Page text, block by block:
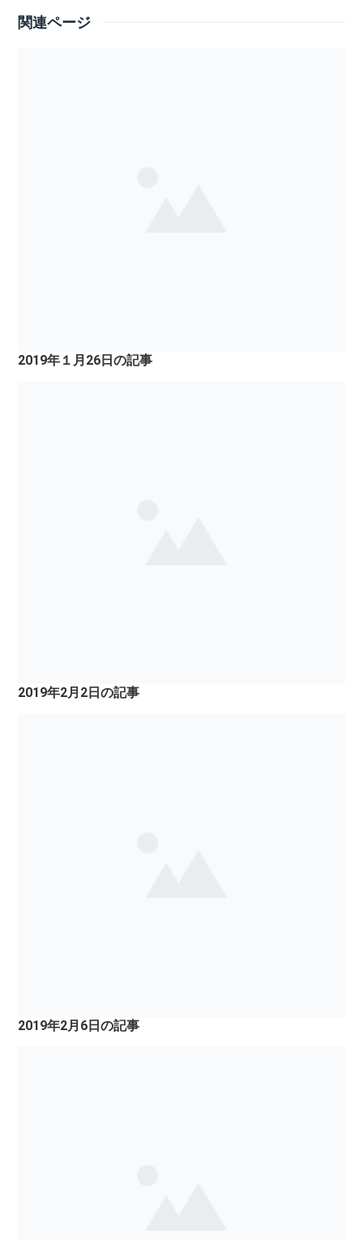
関連ページ
2019年１月26日の記事
2019年2月2日の記事
2019年2月6日の記事